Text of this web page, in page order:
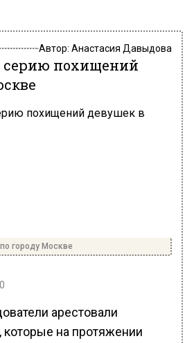
Автор: Анастасия Давыдова
серию похищений
городу Москве
арестовали
на протяжении